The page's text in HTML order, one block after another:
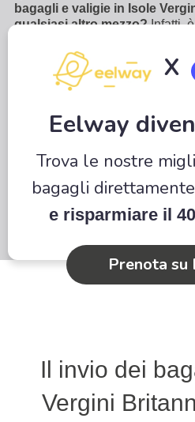
bagagli e valigie in Isole
qualsiasi altro mezzo?Infatti,
Esperti in logistica e deposito
X
Eelway
Trova le nostre
bagagli
e risparmiare il
Prenota su
Il invio dei
Vergini